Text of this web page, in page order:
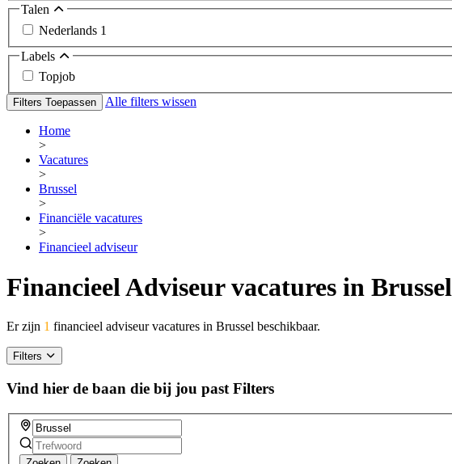
Talen
Nederlands 1
Labels
Topjob
Filters Toepassen Alle filters wissen
Home
>
Vacatures
>
Brussel
>
Financiële vacatures
>
Financieel adviseur
Financieel Adviseur vacatures in Brussel
Er zijn 1 financieel adviseur vacatures in Brussel beschikbaar.
Filters
Vind hier de baan die bij jou past Filters